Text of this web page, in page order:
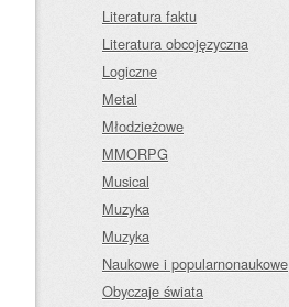
Literatura faktu
Literatura obcojęzyczna
Logiczne
Metal
Młodzieżowe
MMORPG
Musical
Muzyka
Muzyka
Naukowe i popularnonaukowe
Obyczaje świata